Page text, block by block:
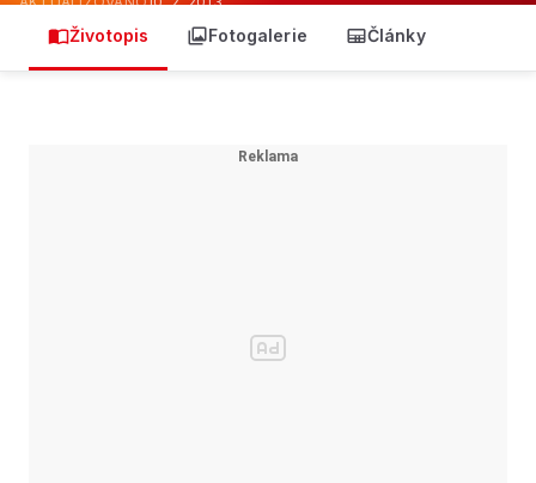
Životopis Fotogalerie Články